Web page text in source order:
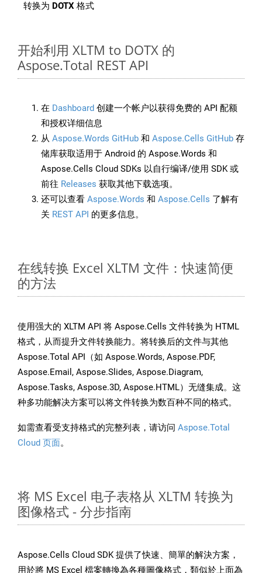
转换为 DOTX 格式
开始利用 XLTM to DOTX 的
Aspose.Total REST API
在 Dashboard 创建一个帐户以获得免费的 API 配额
和授权详细信息
从 Aspose.Words GitHub 和 Aspose.Cells GitHub 存
储库获取适用于 Android 的 Aspose.Words 和
Aspose.Cells Cloud SDKs 以自行编译/使用 SDK 或
前往 Releases 获取其他下载选项。
还可以查看 Aspose.Words 和 Aspose.Cells 了解有
关 REST API 的更多信息。
在线转换 Excel XLTM 文件：快速简便
的方法
使用强大的 XLTM API 将 Aspose.Cells 文件转换为 HTML
格式，从而提升文件转换能力。将转换后的文件与其他
Aspose.Total API（如 Aspose.Words, Aspose.PDF,
Aspose.Email, Aspose.Slides, Aspose.Diagram,
Aspose.Tasks, Aspose.3D, Aspose.HTML）无缝集成。这
种多功能解决方案可以将文件转换为数百种不同的格式。
如需查看受支持格式的完整列表，请访问 Aspose.Total
Cloud 页面。
将 MS Excel 电子表格从 XLTM 转换为
图像格式 - 分步指南
Aspose.Cells Cloud SDK 提供了快速、簡單的解決方案，
用於將 MS Excel 檔案轉換為各種圖像格式，類似於上面為